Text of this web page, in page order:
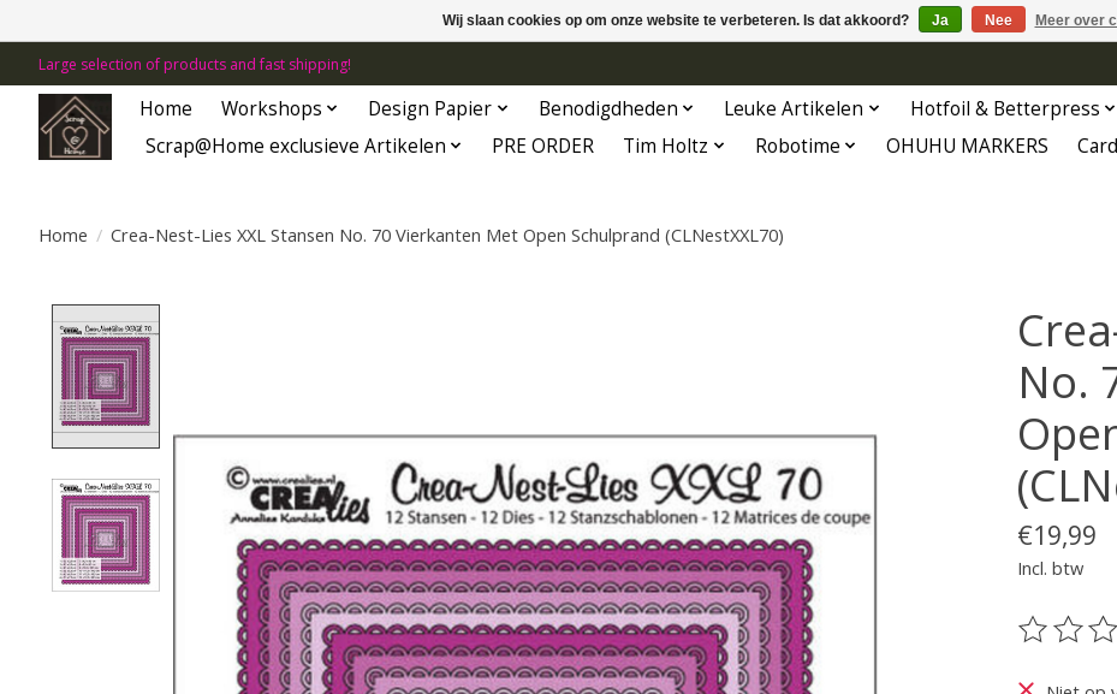
Large selection of products and fast shipping!
Home Workshops Design Papier Benodigdheden Leuke Artikelen Hotfoil & Betterpress
Scrap@Home exclusieve Artikelen
PRE ORDER Tim Holtz Robotime OHUHU MARKERS
Home / Crea-Nest-Lies XXL Stansen No. 70 Vierkanten Met Open Schulprand (CLNestXXL70)
No.
€19,99
Incl. btw
De
Wij slaan cookies op om onze website te verbeteren. Is dat akkoord? Ja Nee Meer over